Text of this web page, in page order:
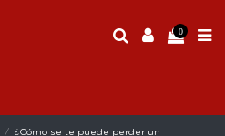
0
¿Cómo se te puede perder un